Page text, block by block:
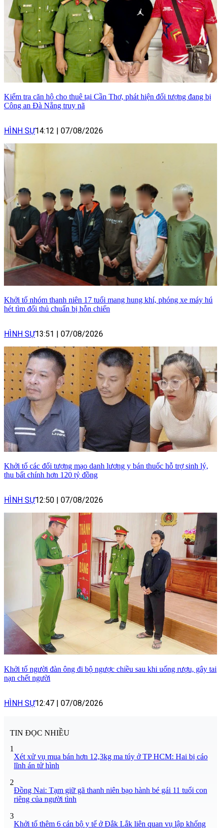
Kiểm tra căn hộ cho thuê tại Cần Thơ, phát hiện đối tượng đang bị
Công an Đà Nẵng truy nã
HÌNH SỰ14:12 07/08/2026
Khởi tố nhóm thanh niên 17 tuổi mang hung khí, phóng xe máy hú
hét tìm đối thủ chuẩn bị hỗn chiến
HÌNH SỰ13:51 07/08/2026
Khởi tố các đối tượng mạo danh lương y bán thuốc hỗ trợ sinh lý,
thu bất chính hơn 120 tỷ đồng
HÌNH SỰ12:50 | 07/08/2026
Khởi tố người đàn ông đi bộ ngược chiều sau khi uống rượu, gây tai
nạn chết người
HÌNH SỰ12:47 | 07/08/2026
TIN ĐỌC NHIỀU
1
Xét xử vụ mua bán hơn 12,3kg ma túy ở TP HCM: Hai bị cáo
lĩnh án tử hình
2
Đồng Nai: Tạm giữ gã thanh niên bạo hành bé gái 11 tuổi con
riêng của người tình
3
Khởi tố thêm 6 cán bộ y tế ở Đắk Lắk liên quan vụ lập khống